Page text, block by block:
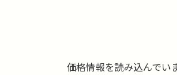
価格情報を読み込んでい